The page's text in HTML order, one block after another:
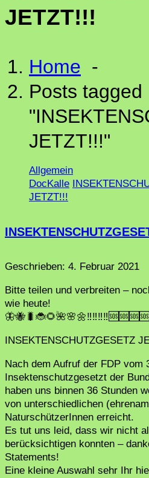
JETZT!!!
Home -
Posts tagged
JETZT!!!"
Allgemein
DocKalle
JETZT!!!
Geschrieben: 4. Februar 2021
Bitte teilen und verbreiten –
wie heute!
INSEKTENSCHUTZGESETZ
Nach dem Aufruf der FDP vom
Insektenschutzgesetzt der
haben uns binnen 36 Stunden
von unterschiedlichen
NaturschützerInnen erreicht.
Es tut uns leid, dass wir nicht
berücksichtigen konnten –
Statements!
Eine kleine Auswahl sehr Ihr